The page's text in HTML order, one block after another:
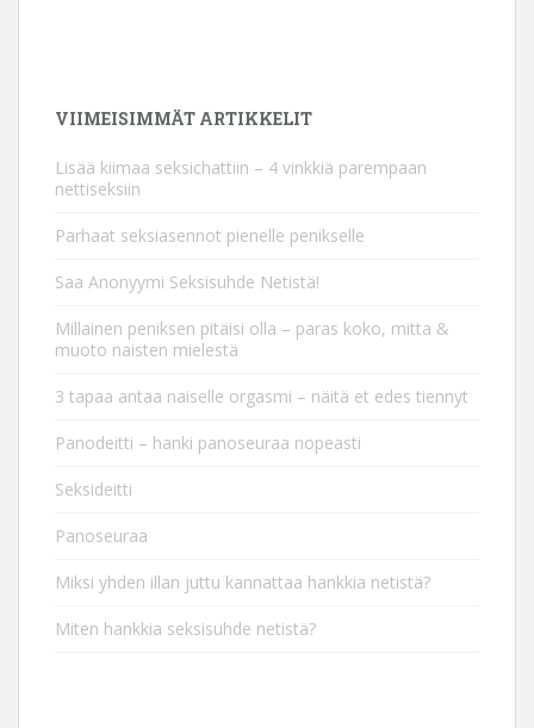
VIIMEISIMMÄT ARTIKKELIT
Lisää kiimaa seksichattiin – 4 vinkkiä parempaan
nettiseksiin
Parhaat seksiasennot pienelle penikselle
Saa Anonyymi Seksisuhde Netistä!
Millainen peniksen pitäisi olla – paras koko, mitta &
muoto naisten mielestä
3 tapaa antaa naiselle orgasmi – näitä et edes tiennyt
Panodeitti – hanki panoseuraa nopeasti
Seksideitti
Panoseuraa
Miksi yhden illan juttu kannattaa hankkia netistä?
Miten hankkia seksisuhde netistä?